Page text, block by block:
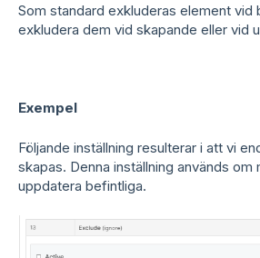
Som standard exkluderas element
exkludera dem vid skapande eller vid
Exempel
Följande inställning resulterar i att vi
skapas. Denna inställning används
uppdatera befintliga.